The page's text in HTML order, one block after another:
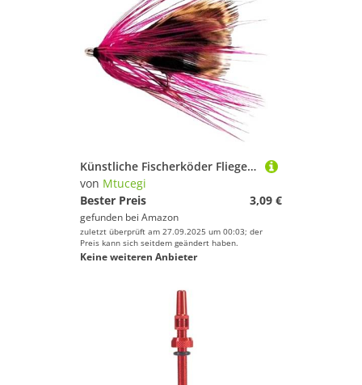
Künstliche Fischerköder Fliegen Köder Mit Geschärften Haken Topwater Fishing Topwater Köder Mit Haken
von Mtucegi
Bester Preis
3,09 €
gefunden bei Amazon
zuletzt überprüft am 27.09.2025 um 00:03; der
Preis kann sich seitdem geändert haben.
Keine weiteren Anbieter